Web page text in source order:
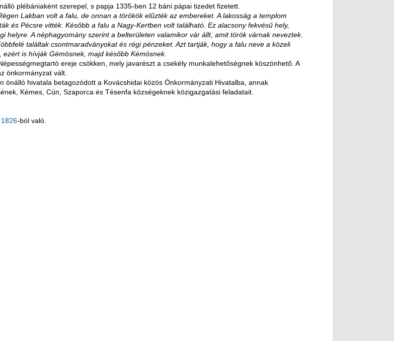
plébániaként szerepel, s papja 1335-ben 12 báni pápai tizedet fizetett.
Lakban volt a falu, de onnan a törökök elűzték az embereket. A lakosság a templom
és Pécsre vitték. Később a falu a Nagy-Kertben volt található. Ez alacsony fekvésű hely,
helyre. A néphagyomány szerint a belterületen valamikor vár állt, amit török várnak neveztek.
találtak csontmaradványokat és régi pénzeket. Azt tartják, hogy a falu neve a közeli
is hívják Gémösnek, majd később Kémösnek.
ereje csökken, mely javarészt a csekély munkalehetőségnek köszönhető. A
önkormányzat vált.
hivatala betagozódott a Kovácshidai közös Önkormányzati Hivatalba, annak
Kémes, Cún, Szaporca és Tésenfa községeknek közigazgatási feladatait.
1826-ból való.